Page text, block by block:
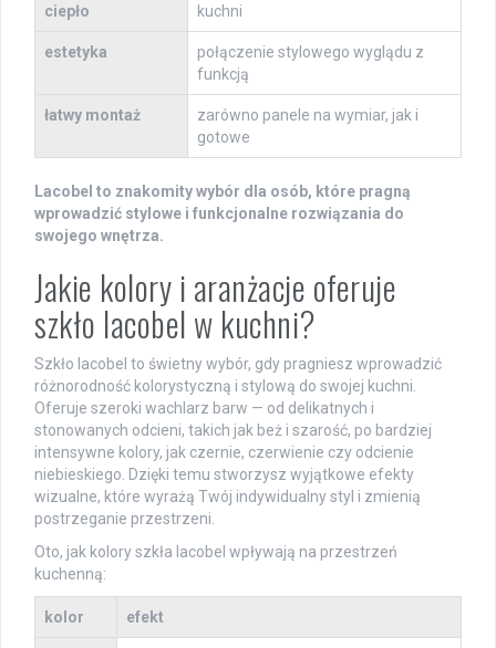
ciepło
kuchni
estetyka
połączenie stylowego wyglądu z
funkcją
łatwy montaż
zarówno panele na wymiar, jak i
gotowe
Lacobel to znakomity wybór dla osób, które pragną
wprowadzić stylowe i funkcjonalne rozwiązania do
swojego wnętrza.
Jakie kolory i aranżacje oferuje
szkło lacobel w kuchni?
Szkło lacobel to świetny wybór, gdy pragniesz wprowadzić
różnorodność kolorystyczną i stylową do swojej kuchni.
Oferuje szeroki wachlarz barw — od delikatnych i
stonowanych odcieni, takich jak beż i szarość, po bardziej
intensywne kolory, jak czernie, czerwienie czy odcienie
niebieskiego. Dzięki temu stworzysz wyjątkowe efekty
wizualne, które wyrażą Twój indywidualny styl i zmienią
postrzeganie przestrzeni.
Oto, jak kolory szkła lacobel wpływają na przestrzeń
kuchenną:
kolor efekt